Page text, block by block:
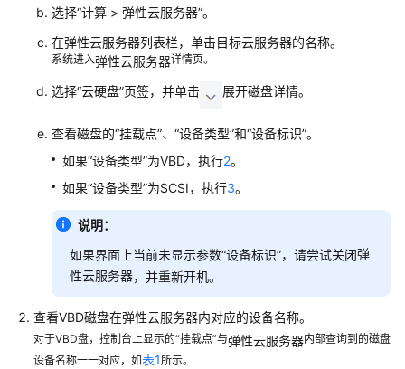
理
无
访
公
署
的
应
用
无
法
选择“计算 > 弹性云服务器”。
在弹性云服务器列表栏，单击目标云服务器的名称。
系统进入弹性云服务器详情页。
选择“云硬盘”页签，并单击 展开磁盘详情。
查看磁盘的“挂载点”、“设备类型”和“设备标识”。
如果“设备类型”为VBD，执行2。
如果“设备类型”为SCSI，执行3。
说明：
如果界面上当前未显示参数“设备标识”，请尝试关闭弹
性云服务器，并重新开机。
查看VBD磁盘在弹性云服务器内对应的设备名称。
对于VBD盘，控制台上显示的“挂载点”与弹性云服务器内部查询到的磁盘
设备名称一一对应，如表1所示。